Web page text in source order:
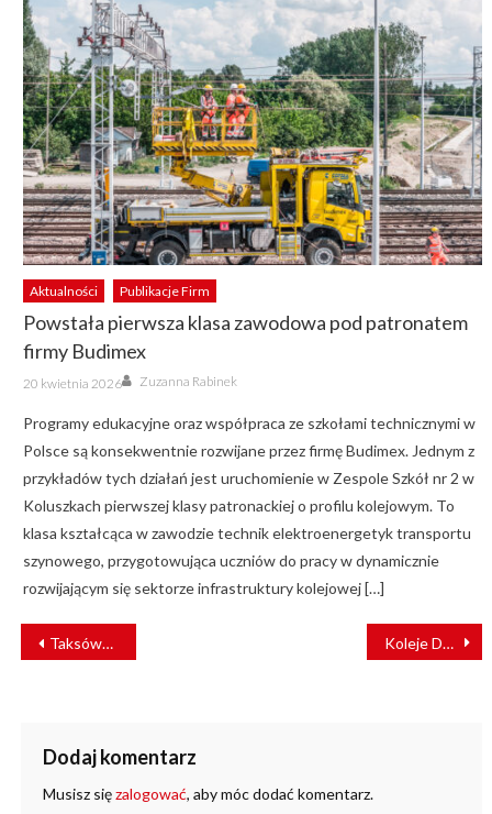
Aktualności Publikacje Firm
Powstała pierwsza klasa zawodowa pod patronatem
firmy Budimex
Posted
on
20 kwietnia 2026 Author
Zuzanna Rabinek
Programy edukacyjne oraz współpraca ze szkołami technicznymi w
Polsce są konsekwentnie rozwijane przez firmę Budimex. Jednym z
przykładów tych działań jest uruchomienie w Zespole Szkół nr 2 w
Koluszkach pierwszej klasy patronackiej o profilu kolejowym. To
klasa kształcąca w zawodzie technik elektroenergetyk transportu
szynowego, przygotowująca uczniów do pracy w dynamicznie
rozwijającym się sektorze infrastruktury kolejowej […]
NAWIGACJA
WPISU
Taksówka wjechała pod pociąg. Nie żyje jedna osoba Koleje Dolnośląskie grają z WOŚP [AUKCJE]
Dodaj komentarz
Musisz sięzalogować, aby móc dodać komentarz.